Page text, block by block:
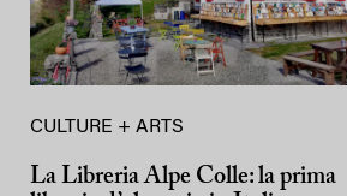
CULTURE + ARTS
La Libreria Alpe Colle: la prima